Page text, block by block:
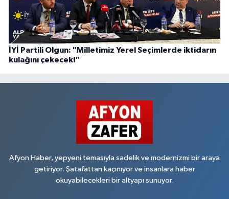
İYİ Partili Olgun: "Milletimiz Yerel Seçimlerde iktidarın
kulağını çekecek!"
Afyon Haber, yepyeni temasıyla sadelik ve modernizmi bir araya
getiriyor. Şatafattan kaçınıyor ve insanlara haber
okuyabilecekleri bir altyapı sunuyor.